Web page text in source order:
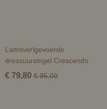
Lamsverlgevoerde
dressuursingel Crescendo
€ 79,80 € 95,00